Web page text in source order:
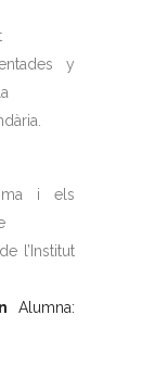
y
i els
l’Institut
Alumna: